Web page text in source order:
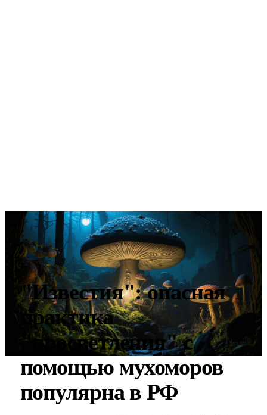
"Известия": опасная
практика
"просветления" с
помощью мухоморов
популярна в РФ